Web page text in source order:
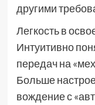
другими
Легкость в
Интуитивно
передач на
Больше
вождение с